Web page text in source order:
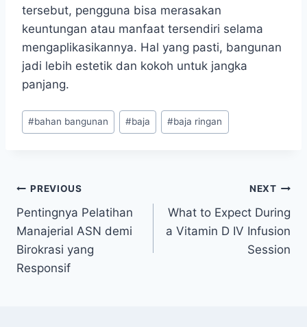
tersebut, pengguna bisa merasakan
keuntungan atau manfaat tersendiri selama
mengaplikasikannya. Hal yang pasti, bangunan
jadi lebih estetik dan kokoh untuk jangka
panjang.
Post
Tags:
#bahan bangunan #baja #baja ringan
Post
navigation
PREVIOUS
Pentingnya Pelatihan
Manajerial ASN demi
Birokrasi yang
Responsif
NEXT
What to Expect During
a Vitamin D IV Infusion
Session